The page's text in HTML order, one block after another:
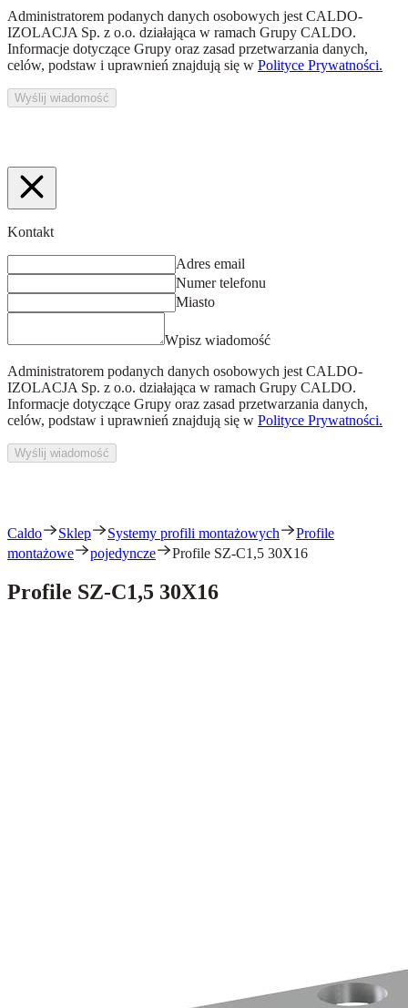
Administratorem podanych danych osobowych jest CALDO-
IZOLACJA Sp. z o.o. działająca w ramach Grupy CALDO.
Informacje dotyczące Grupy oraz zasad przetwarzania danych,
celów, podstaw i uprawnień znajdują się w Polityce Prywatności.
Wyślij wiadomość
Kontakt
Adres email
Numer telefonu
Miasto
Wpisz wiadomość
Administratorem podanych danych osobowych jest CALDO-
IZOLACJA Sp. z o.o. działająca w ramach Grupy CALDO.
Informacje dotyczące Grupy oraz zasad przetwarzania danych,
celów, podstaw i uprawnień znajdują się w Polityce Prywatności.
Wyślij wiadomość
Caldo Sklep Systemy profili montażowych
Profile
montażowe
pojedyncze Profile SZ-C1,5 30X16
Profile SZ-C1,5 30X16